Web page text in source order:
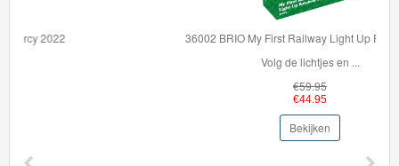
36002 BRIO My First Railway Light Up Rainbow Set